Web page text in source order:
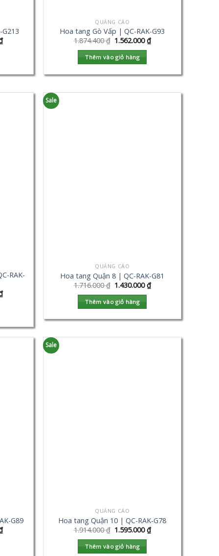
QUẢNG CÁO
Hoa tang Gò Vấp | QC-RAK-G93
1.874.400₫ 1.562.000₫
Thêm vào giỏ hàng
RAK-
Sale
QUẢNG CÁO
Hoa tang Quận 8 | QC-RAK-G81
1.716.000₫ 1.430.000₫
Thêm vào giỏ hàng
G89
Sale
QUẢNG CÁO
Hoa tang Quận 10 | QC-RAK-G78
1.914.000₫ 1.595.000₫
Thêm vào giỏ hàng